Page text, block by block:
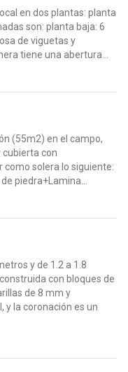
en dos plantas: planta
son: planta baja: 6
de viguetas y
tiene una abertura...
(55m2) en el campo,
con
como solera lo siguiente:
piedra+Lamina...
y de 1.2 a 1.8
con bloques de
de 8 mm y
y la coronación es un